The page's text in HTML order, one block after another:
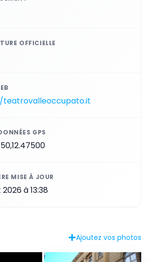
OFFICIELLE
GPS
MISE À JOUR
à 13:38
Ajoutez vos photos